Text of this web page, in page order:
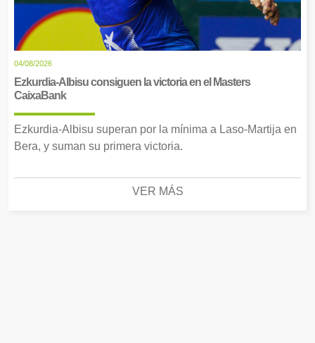
04/08/2026
Ezkurdia-Albisu consiguen la victoria en el Masters
CaixaBank
Ezkurdia-Albisu superan por la mínima a Laso-Martija en
Bera, y suman su primera victoria.
VER MÁS